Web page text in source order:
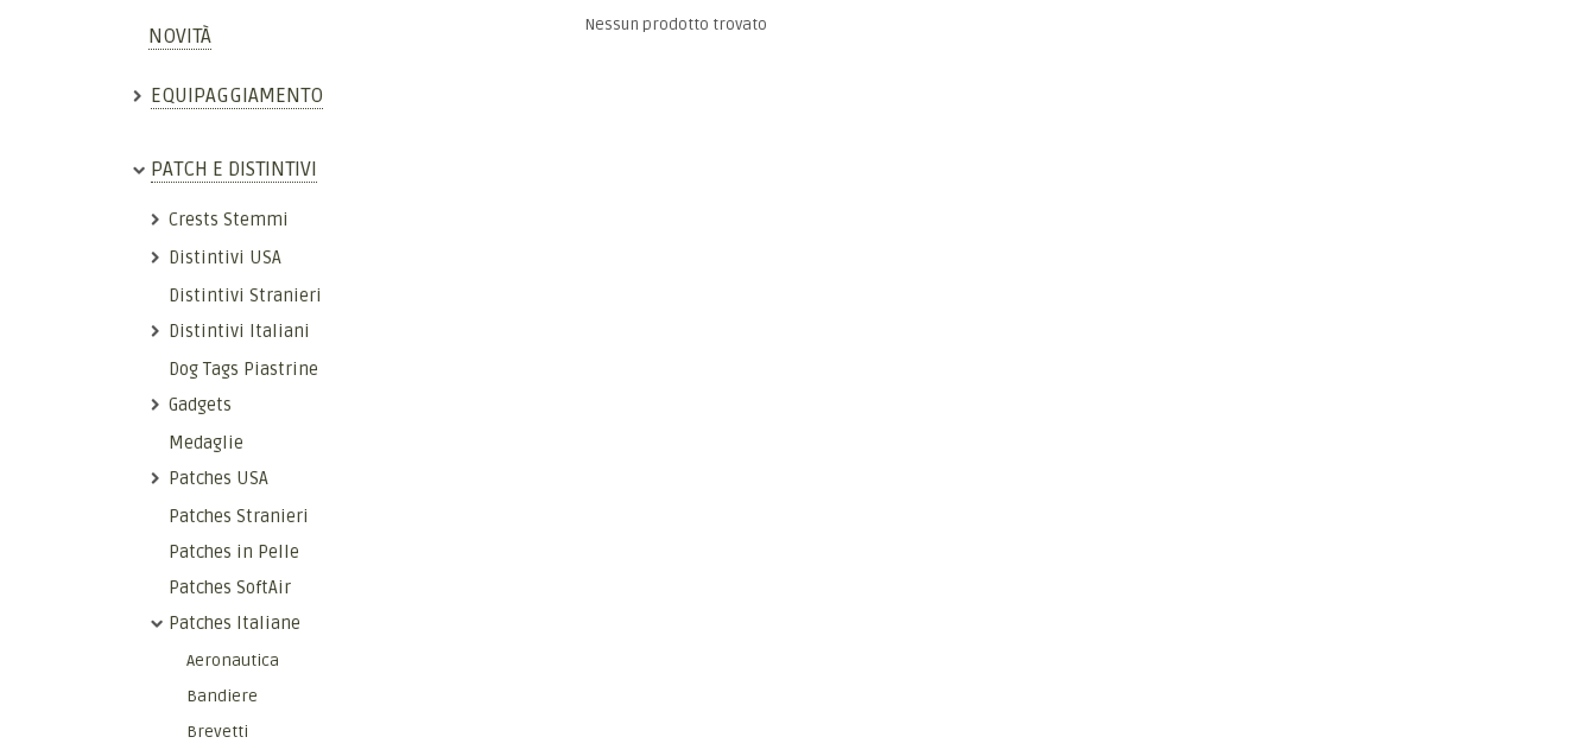
NOVITÀ
EQUIPAGGIAMENTO
PATCH E DISTINTIVI
Crests Stemmi
Distintivi USA
Distintivi Stranieri
Distintivi Italiani
Dog Tags Piastrine
Gadgets
Medaglie
Patches USA
Patches Stranieri
Patches in Pelle
Patches SoftAir
Patches Italiane
Aeronautica
Bandiere
Brevetti
Nessun prodotto trovato